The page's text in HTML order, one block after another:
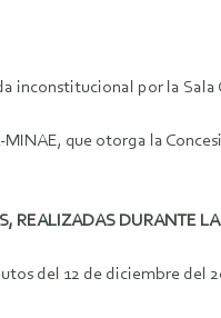
inconstitucional por la
que otorga la
REALIZADAS DURANTE
del 12 de diciembre del